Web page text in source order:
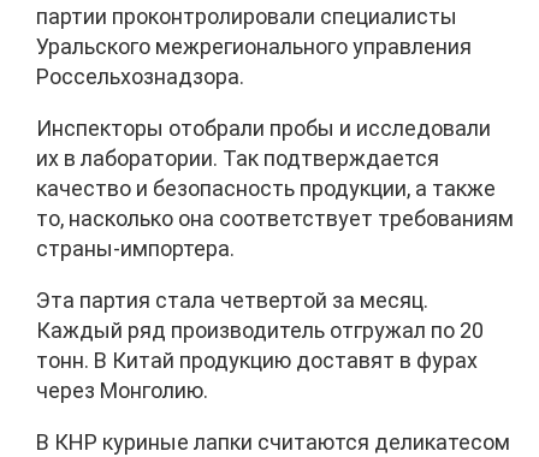
партии проконтролировали специалисты
Уральского межрегионального управления
Россельхознадзора.
Инспекторы отобрали пробы и исследовали
их в лаборатории. Так подтверждается
качество и безопасность продукции, а также
то, насколько она соответствует требованиям
страны-импортера.
Эта партия стала четвертой за месяц.
Каждый ряд производитель отгружал по 20
тонн. В Китай продукцию доставят в фурах
через Монголию.
В КНР куриные лапки считаются деликатесом